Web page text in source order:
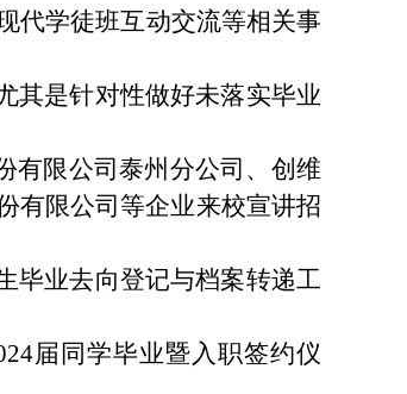
代学徒班互动交流等相关事
其是针对性做好未落实毕业
有限公司泰州分公司、创维
有限公司等企业来校宣讲招
毕业去向登记与档案转递工
届同学毕业暨入职签约仪